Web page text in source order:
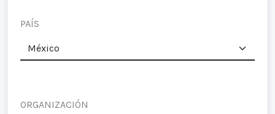
PAÍS
ORGANIZACIÓN